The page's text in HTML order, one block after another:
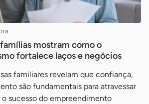
mostram como o
fortalece laços e negócios
familiares revelam que confiança,
são fundamentais para atravessar
sucesso do empreendimento